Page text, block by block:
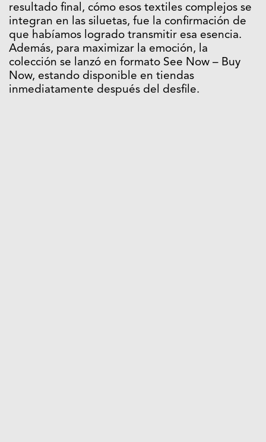
resultado final, cómo esos textiles complejos se
integran en las siluetas, fue la confirmación de
que habíamos logrado transmitir esa esencia.
Además, para maximizar la emoción, la
colección se lanzó en formato See Now – Buy
Now, estando disponible en tiendas
inmediatamente después del desfile.